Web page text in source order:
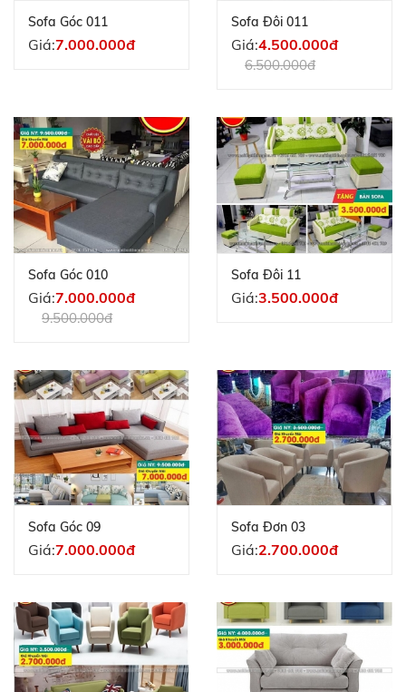
Sofa Góc 011
Giá:7.000.000đ
Sofa Đôi 011
Giá:4.500.000đ
6.500.000đ
Sofa Góc 010
Giá:7.000.000đ
9.500.000đ
Sofa Đôi 11
Giá:3.500.000đ
Sofa Góc 09
Giá:7.000.000đ
Sofa Đơn 03
Giá:2.700.000đ